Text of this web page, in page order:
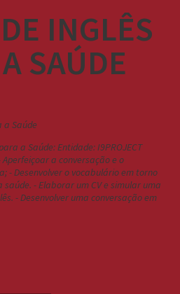
INGLÊS
SAÚDE
a Saúde: Entidade: I9PROJECT
a conversação e o
- Desenvolver o vocabulário em torno
- Elaborar um CV e simular uma
- Desenvolver uma conversação em